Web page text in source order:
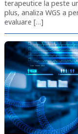
terapeutice la peste
plus, analiza WGS a
evaluare […]